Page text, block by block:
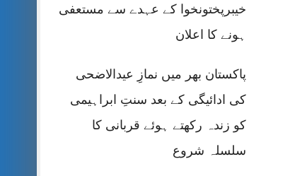
خیبرپختونخوا کے عہدے سے مستعفی
ہونے کا اعلان
پاکستان بھر میں نمازِ عیدالاضحی
کی ادائیگی کے بعد سنتِ ابراہیمی
کو زندہ رکھتے ہوئے قربانی کا
سلسلہ شروع